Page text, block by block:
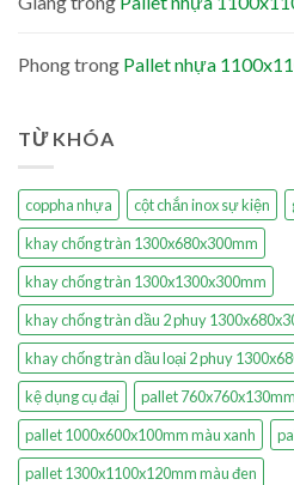
Phongtrong Pallet nhựa
TỪ KHÓA
coppha nhựa cột chắn inox sự kiện
khay chống tràn 1300x680x300mm
khay chống tràn 1300x1300x300mm
khay chống tràn dầu 2 phuy
khay chống tràn dầu loại 2 phuy
kệ dụng cụ đại
pallet 760x760x130mm
pallet 1000x600x100mm màu xanh
pallet 1300x1100x120mm màu đen